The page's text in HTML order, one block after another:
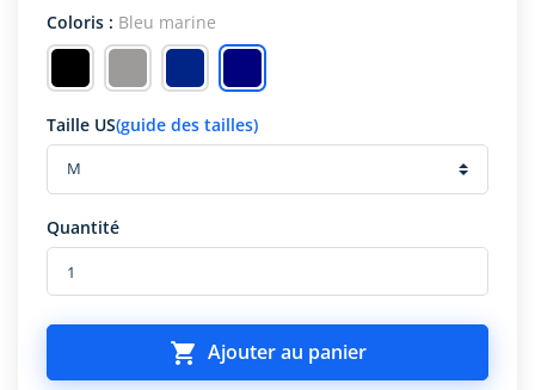
Coloris : Bleu marine
Taille US(guide des tailles)
Quantité
 Ajouter au panier